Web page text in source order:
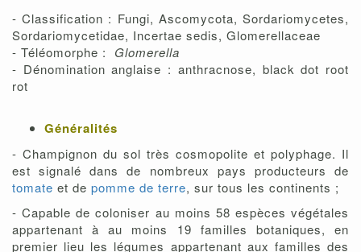
- Classification : Fungi, Ascomycota, Sordariomycetes,
Sordariomycetidae, Incertae sedis, Glomerellaceae
- Téléomorphe : Glomerella
- Dénomination anglaise : anthracnose, black dot root
rot
Généralités
- Champignon du sol très cosmopolite et polyphage. Il
est signalé dans de nombreux pays producteurs de
tomate et de pomme de terre, sur tous les continents ;
- Capable de coloniser au moins 58 espèces végétales
appartenant à au moins 19 familles botaniques, en
premier lieu les légumes appartenant aux familles des